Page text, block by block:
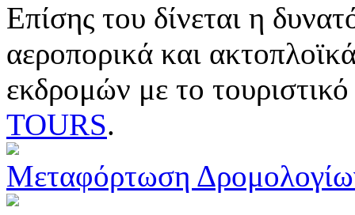
Επίσης του δίνεται η
αεροπορικά και
εκδρομών με το
TOURS.
Μεταφόρτωση